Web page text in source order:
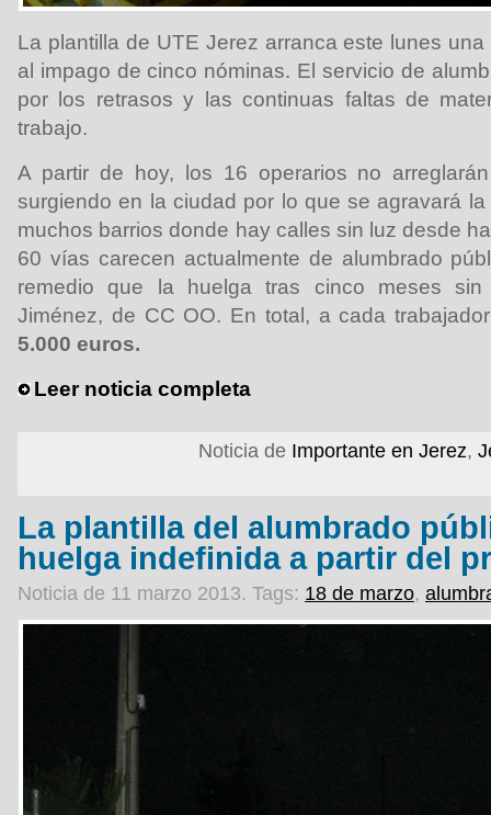
La plantilla de UTE Jerez arranca este lunes
al impago de cinco nóminas. El servicio de
por los retrasos y las continuas faltas de
trabajo.
A partir de hoy, los 16 operarios no
surgiendo en la ciudad por lo que se agravará
muchos barrios donde hay calles sin luz desde
60 vías carecen actualmente de alumbrado
remedio que la huelga tras cinco meses sin
Jiménez, de CC OO. En total, a cada
5.000 euros.
Leer noticia completa
Noticia de Importante en Jerez,
La plantilla del alumbrado
huelga indefinida a partir del
Noticia de 11 marzo 2013. Tags: 18 de marzo,